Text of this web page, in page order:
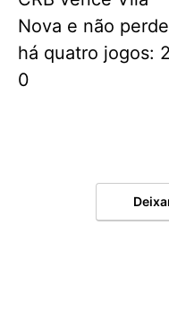
Nova e não perde
há quatro jogos:
0